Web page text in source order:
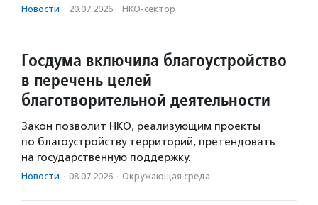
Новости · 20.07.2026 · НКО-сектор
Госдума включила благоустройство
в перечень целей
благотворительной деятельности
Закон позволит НКО, реализующим проекты
по благоустройству территорий, претендовать
на государственную поддержку.
Новости · 08.07.2026 · Окружающая среда